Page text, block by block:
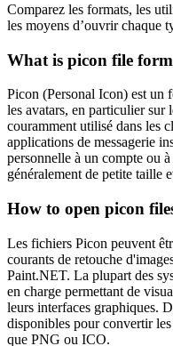
Comparez les formats, les
les moyens d’ouvrir chaque
What is picon file
Picon (Personal Icon) est un
les avatars, en particulier
couramment utilisé dans les
applications de messagerie
personnelle à un compte ou
généralement de petite taille
How to open picon
Les fichiers Picon peuvent
courants de retouche
Paint.NET. La plupart des
en charge permettant de
leurs interfaces graphiques.
disponibles pour convertir
que PNG ou ICO.